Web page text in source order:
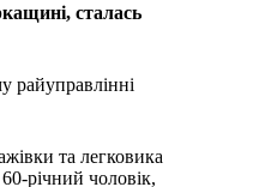
сталась
райуправлінні
та легковика
річний чоловік,